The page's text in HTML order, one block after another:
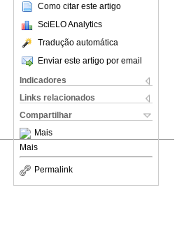
Como citar este artigo
SciELO Analytics
Tradução automática
Enviar este artigo por email
Indicadores
Links relacionados
Compartilhar
Mais
Mais
Permalink